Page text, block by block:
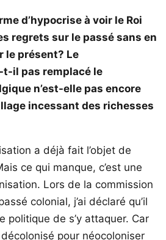
d’hypocrise à voir le Roi
regrets sur le passé sans en
le présent? Le
t-il pas remplacé le
n’est-elle pas encore
incessant des richesses
a déjà fait l’objet de
ce qui manque, c’est une
Lors de la commission
colonial, j’ai déclaré qu’il
politique de s’y attaquer. Car
pour néocoloniser